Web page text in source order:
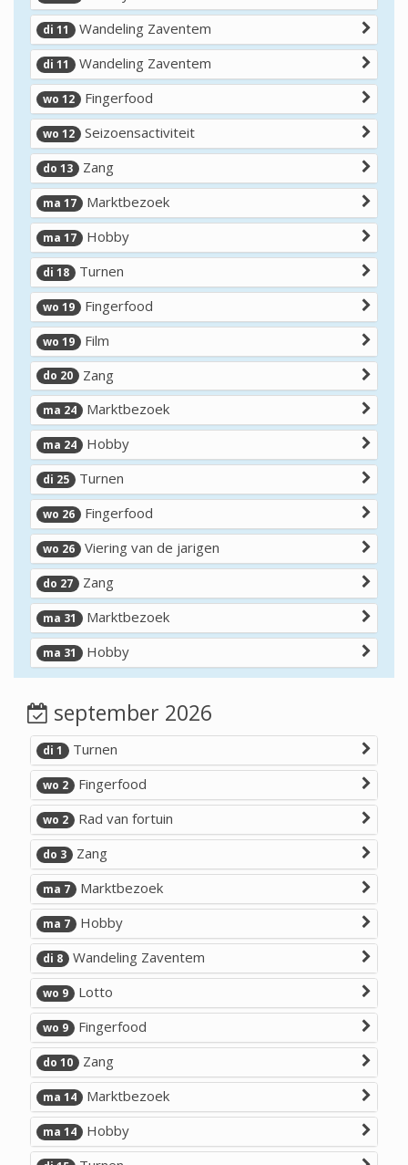
di 11 Wandeling Zaventem
di 11 Wandeling Zaventem
wo 12 Fingerfood
wo 12 Seizoensactiviteit
do 13 Zang
ma 17 Marktbezoek
ma 17 Hobby
di 18 Turnen
wo 19 Fingerfood
wo 19 Film
do 20 Zang
ma 24 Marktbezoek
ma 24 Hobby
di 25 Turnen
wo 26 Fingerfood
wo 26 Viering van de jarigen
do 27 Zang
ma 31 Marktbezoek
ma 31 Hobby
september 2026
di 1 Turnen
wo 2 Fingerfood
wo 2 Rad van fortuin
do 3 Zang
ma 7 Marktbezoek
ma 7 Hobby
di 8 Wandeling Zaventem
wo 9 Lotto
wo 9 Fingerfood
do 10 Zang
ma 14 Marktbezoek
ma 14 Hobby